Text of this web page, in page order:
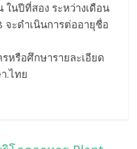
ในปีที่สอง ระหว่างเดือน
จะดำเนินการต่ออายุชื่อ
หรือศึกษารายละเอียด
.ไทย